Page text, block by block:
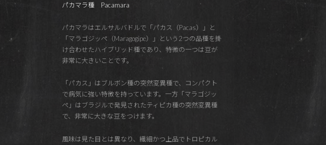
パカマラ種 Pacamara
パカマラはエルサルバドルで「パカス（Pacas）」と
「マラゴジッペ（Maragogipe）」という2つの品種を掛
け合わせたハイブリッド種であり、特徴の一つは豆が
非常に大きいことです。
「パカス」はブルボン種の突然変異種で、コンパクト
で病気に強い特徴を持っています。一方「マラゴジッ
ペ」はブラジルで発見されたティピカ種の突然変異種
で、非常に大きな豆をつけます。
風味は見た目とは異なり、繊細かつ上品でトロピカル